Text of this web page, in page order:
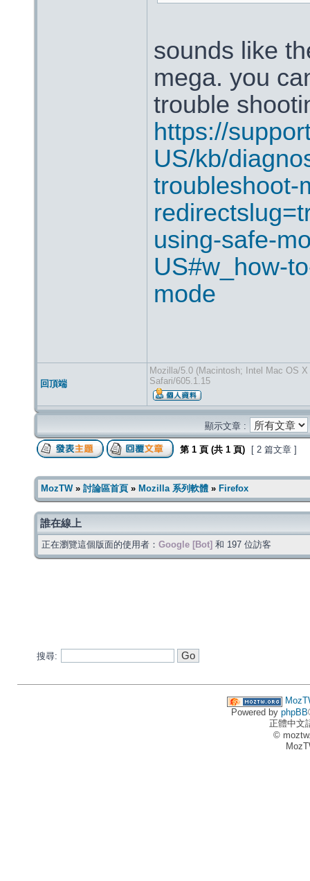
sounds like
mega. you
trouble
https://
US/kb/
troubleshoot-
using-safe-
US#w_how-
mode
回頂端
Mozilla/5.0 (Macintosh; Intel Mac OS
Safari/605.1.15
顯示文章 :
第 1 頁 (共 1 頁) [ 2 篇文章 ]
MozTW» 討論區首頁 » Mozilla 系列軟體 » Firefox
誰在線上
正在瀏覽這個版面的使用者： Google [Bot] 和 197 位訪客
搜尋:
Powered by phpBB
正體中文
©